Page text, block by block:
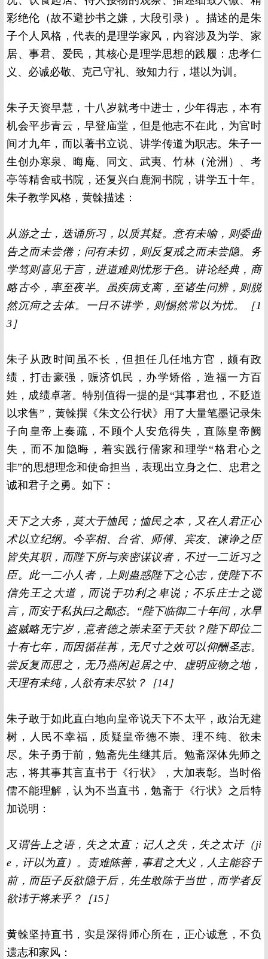
彩绝伦（故不避抄书之嫌，大段引录）。描述的是朱
子个人风格，代表的是理学家风，内容涉及为学、家
居、事君、爱民，其核心是理学思想的践履：忠孝仁
义、必诚必敬、克己守礼、致知力行，堪以为训。
朱子天资早慧，十八岁就考中进士，少年得志，本有
机会平步青云，早登庙堂，但是他志不在此，为官时
间才九年，而以著书立说、讲学传道为职志。朱子一
生创办寒泉、晦庵、同文、武夷、竹林（沧洲）、考
亭等精舍或书院，还复兴白鹿洞书院，讲学五十年。
朱子教学风格，黄榦描述：
从游之士，迭诵所习，以质其疑。意有未喻，则委曲
告之而未尝倦；问有未切，则反复戒之而未尝隐。务
学笃则喜见于言，进道难则忧形于色。讲论经典，商
略古今，率至夜半。虽疾病支离，至诸生问辨，则脱
然沉疴之去体。一日不讲学，则惕然常以为忧。［1
3］
朱子从政时间虽不长，但担任几任地方官，颇有政
绩，打击豪强，赈济饥民，办学矫俗，造福一方百
姓，成绩卓著。特别值得一提的是“其事君也，不贬道
以求售”，黄榦撰《朱文公行状》用了大量笔墨记录朱
子向皇帝上奏疏，不顾个人安危得失，直陈皇帝阙
失，而不加隐晦，着实践行儒家和理学“格君心之
非”的思想理念和使命担当，表现出立身之仁、忠君之
诚和君子之勇。如下：
天下之大务，莫大于恤民；恤民之本，又在人君正心
术以立纪纲。今宰相、台省、师傅、宾友、谏诤之臣
皆失其职，而陛下所与亲密谋议者，不过一二近习之
臣。此一二小人者，上则蛊惑陛下之心志，使陛下不
信先王之大道，而说于功利之卑说；不乐庄士之谠
言，而安于私执曰之鄙态。“陛下临御二十年间，水旱
盗贼略无宁岁，意者德之崇未至于天欤？陛下即位二
十有七年，而因循荏苒，无尺寸之效可以仰酬圣志。
尝反复而思之，无乃燕闲起居之中、虚明应物之地，
天理有未纯，人欲有未尽欤？［14］
朱子敢于如此直白地向皇帝说天下不太平，政治无建
树，人民不幸福，质疑皇帝德不崇、理不纯、欲未
尽。朱子勇于前，勉斋先生继其后。勉斋深体先师之
志，将其事其言直书于《行状》，大加表彰。当时俗
儒不能理解，认为不当直书，勉斋于《行状》之后特
加说明：
又谓告上之语，失之太直；记人之失，失之太讦（ji
e，讦以为直）。责难陈善，事君之大义，人主能容于
前，而臣子反欲隐于后，先生敢陈于当世，而学者反
欲讳于将来乎？［15］
黄榦坚持直书，实是深得师心所在，正心诚意，不负
遗志和家风：